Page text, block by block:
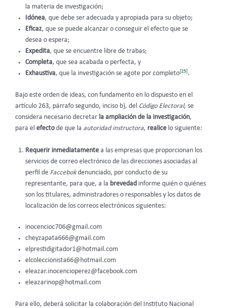
la materia de investigación;
Idónea, que debe ser adecuada y apropiada para su objeto;
Eficaz, que se puede alcanzar o conseguir el efecto que se
desea o espera;
Expedita, que se encuentre libre de trabas;
Completa, que sea acabada o perfecta, y
Exhaustiva, que la investigación se agote por completo[25].
Bajo este orden de ideas, con fundamento en lo dispuesto en el
artículo 263, párrafo segundo, inciso b), del Código Electoral, se
considera necesario decretar la ampliación de la investigación,
para el efectode que la autoridad instructora, realice lo siguiente:
Requerir inmediatamente a las empresas que proporcionan los
servicios de correo electrónico de las direcciones asociadas al
perfil de Faccebokdenunciado, por conducto de su
representante, para que, a la brevedad informe quién o quiénes
son los titulares, administradores o responsables y los datos de
localización de los correos electrónicos siguientes:
inocencioc706@gmail.com
cheyzapata666@gmail.com
elprestidigitador1@hotmail.com
elcoleccionista66@hotmail.com
eleazar.inocencioperez@facebook.com
eleazarinop@hotmail.com
Para ello, deberá solicitar la colaboración del Instituto Nacional